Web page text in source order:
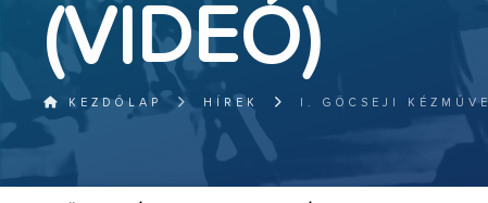
(VIDEÓ)
KEZDŐLAP HÍREK I. GÖCSEJI